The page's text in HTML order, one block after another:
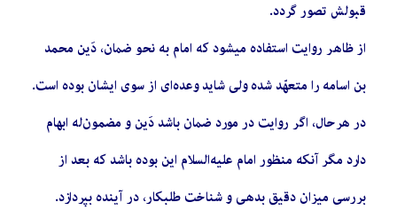
قبولش تصور گردد.
از ظاهر روایت استفاده می­شود که امام به نحو ضمان، دَین محمد
بن اسامه را متعهّد شده ولی شاید وعده‌ای از سوی ایشان بوده است.
در هرحال، اگر روایت در مورد ضمان باشد دَین و مضمون‌له ابهام
دارد مگر آنکه منظور امام علیه‌السلام این بوده باشد که بعد از
بررسی میزان دقیق بدهی و شناخت طلبکار، در آینده بپردازد.